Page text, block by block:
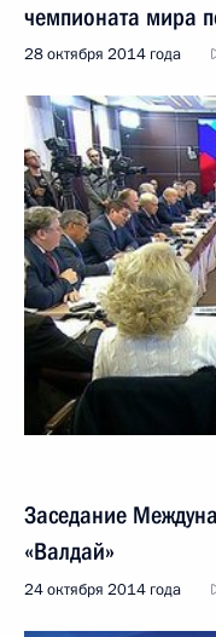
чемпионата мира
28 октября 2014 года
Заседание
«Валдай»
24 октября 2014 года